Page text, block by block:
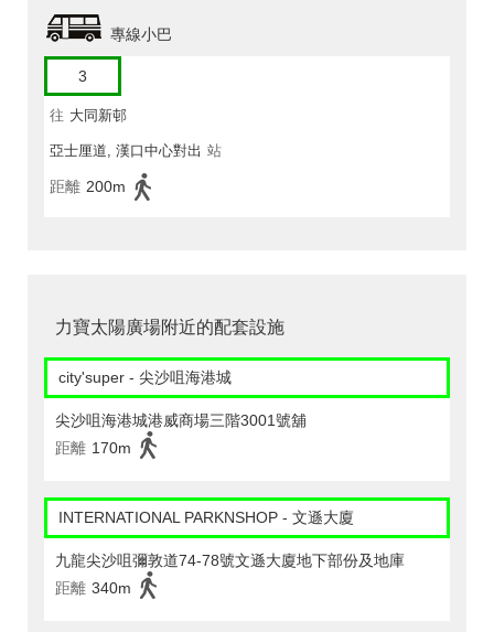
專線小巴
3
往 大同新邨
亞士厘道, 漢口中心對出 站
距離 200m
力寶太陽廣場附近的配套設施
city'super - 尖沙咀海港城
尖沙咀海港城港威商場三階3001號舖
距離 170m
INTERNATIONAL PARKNSHOP - 文遜大廈
九龍尖沙咀彌敦道74-78號文遜大廈地下部份及地庫
距離 340m